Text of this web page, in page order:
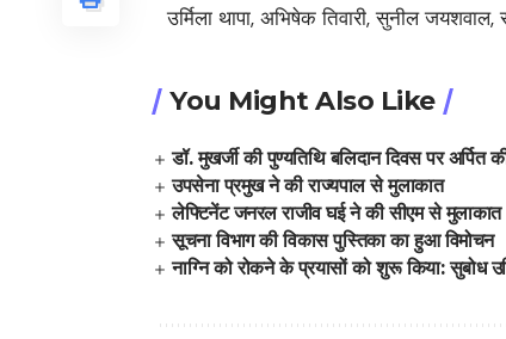
उर्मिला थापा, अभिषेक तिवारी, सुनील
You Might Also Like
डॉ. मुखर्जी की पुण्यतिथि बलिदान दिवस पर अर्पित
उपसेना प्रमुख ने की राज्यपाल से मुलाकात
लेफ्टिनेंट जनरल राजीव घई ने की सीएम से मुलाकात
सूचना विभाग की विकास पुस्तिका का हुआ विमोचन
नाग्नि को रोकने के प्रयासों को शुरू किया: सुबोध